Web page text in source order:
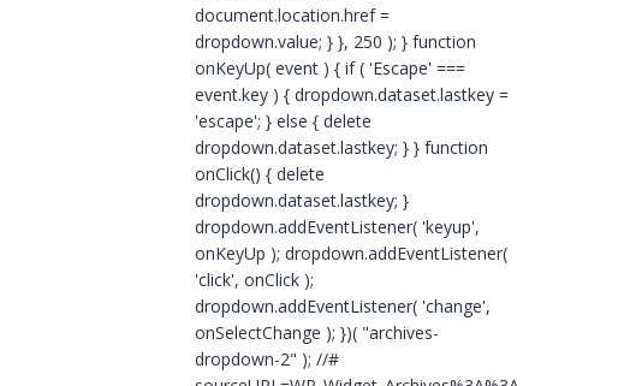
document.location.href =
dropdown.value; } }, 250 ); } function
onKeyUp( event ) { if ( 'Escape' ===
event.key ) { dropdown.dataset.lastkey =
'escape'; } else { delete
dropdown.dataset.lastkey; } } function
onClick() { delete
dropdown.dataset.lastkey; }
dropdown.addEventListener( 'keyup',
onKeyUp ); dropdown.addEventListener(
'click', onClick );
dropdown.addEventListener( 'change',
onSelectChange ); })( "archives-
dropdown-2" ); //#